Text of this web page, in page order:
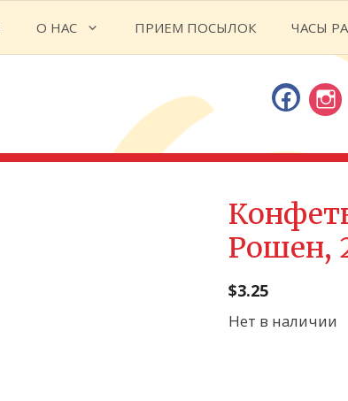
О НАС ПРИЕМ ПОСЫЛОК ЧАСЫ
Рошен,
$3.25
Нет в наличии